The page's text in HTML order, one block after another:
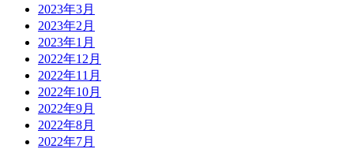
2023年3月
2023年2月
2023年1月
2022年12月
2022年11月
2022年10月
2022年9月
2022年8月
2022年7月